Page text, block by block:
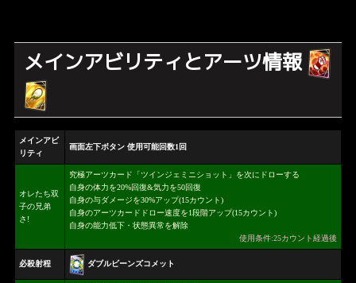
メインアビリティとアーツ情報
メインアビ
リティ
画面左下ボタン 使用可能回数1回
オレたち双
子の兄弟
さ!
究極アーツカード「ツインジェミニショット」を次にドローする
自身の体力を20%回復&気力を50回復
自身の与ダメージを30%アップ(15カウント)
自身のアーツカードドロー速度を1段階アップ(15カウント)
自身の能力低下・状態異常を解除
使用条件:25カウント経過後
必殺射程 ダブルビーンズコメット